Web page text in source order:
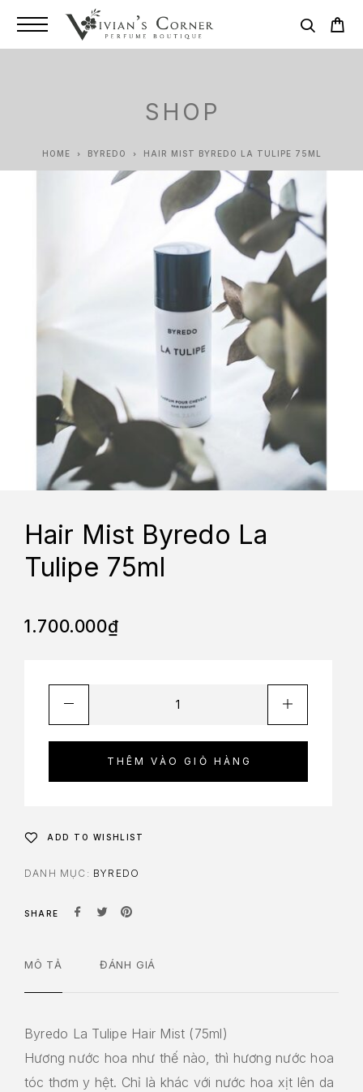
SHOP
HOME BYREDO HAIR MIST BYREDO LA TULIPE 75ML
Hair Mist Byredo La
Tulipe 75ml
1.700.000₫
THÊM VÀO GIỎ HÀNG
ADD TO WISHLIST
DANH MỤC: BYREDO
SHARE
MÔ TẢ ĐÁNH GIÁ
Byredo La Tulipe Hair Mist (75ml)
Hương nước hoa như thế nào, thì hương nước hoa
tóc thơm y hệt. Chỉ là khác với nước hoa xịt lên da